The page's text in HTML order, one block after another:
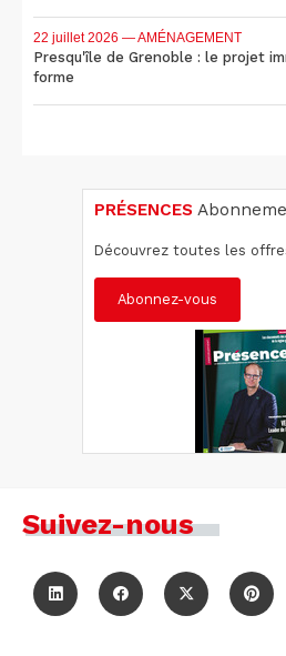
22 juillet 2026 — AMÉNAGEMENT
Presqu'île de Grenoble : le projet
forme
PRÉSENCES
Découvrez toutes les
Abonnez-vous
Suivez-nous